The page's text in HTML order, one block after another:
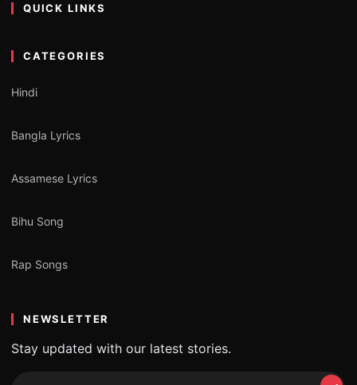
QUICK LINKS
CATEGORIES
Hindi
Bangla Lyrics
Assamese Lyrics
Bihu Song
Rap Songs
NEWSLETTER
Stay updated with our latest stories.